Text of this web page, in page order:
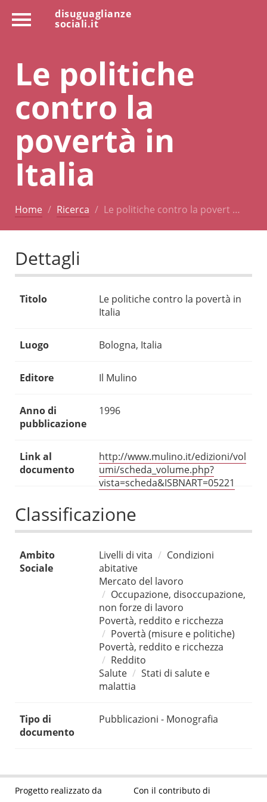
disuguaglianze
sociali.it
Le politiche
contro la
povertà in
Italia
Home Ricerca Le politiche contro la povert …
Dettagli
Titolo
Le politiche contro la povertà in
Italia
Luogo Bologna, Italia
Editore Il Mulino
Anno di
pubblicazione
1996
Link al
documento
http://www.mulino.it/edizioni/vol
umi/scheda_volume.php?
vista=scheda&ISBNART=05221
Classificazione
Ambito
Sociale
Livelli di vita
Condizioni
abitative
Mercato del lavoro
Occupazione, disoccupazione,
non forze di lavoro
Povertà, reddito e ricchezza
Povertà (misure e politiche)
Povertà, reddito e ricchezza
Reddito
Salute
Stati di salute e
malattia
Tipo di
documento
Pubblicazioni - Monografia
Progetto realizzato da Con il contributo di